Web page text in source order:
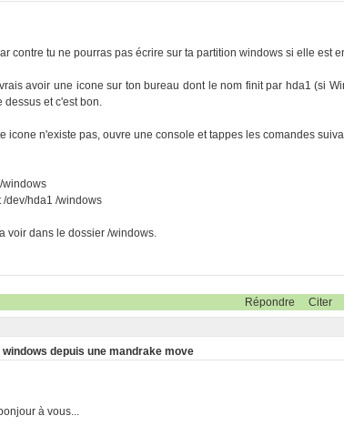
contre tu ne pourras pas écrire sur ta partition windows si elle est
avoir une icone sur ton bureau dont le nom finit par hda1 (si
dessus et c'est bon.
icone n'existe pas, ouvre une console et tappes les comandes
windows
/dev/hda1 /windows
voir dans le dossier /windows.
Répondre Citer
depuis une mandrake move
à vous...